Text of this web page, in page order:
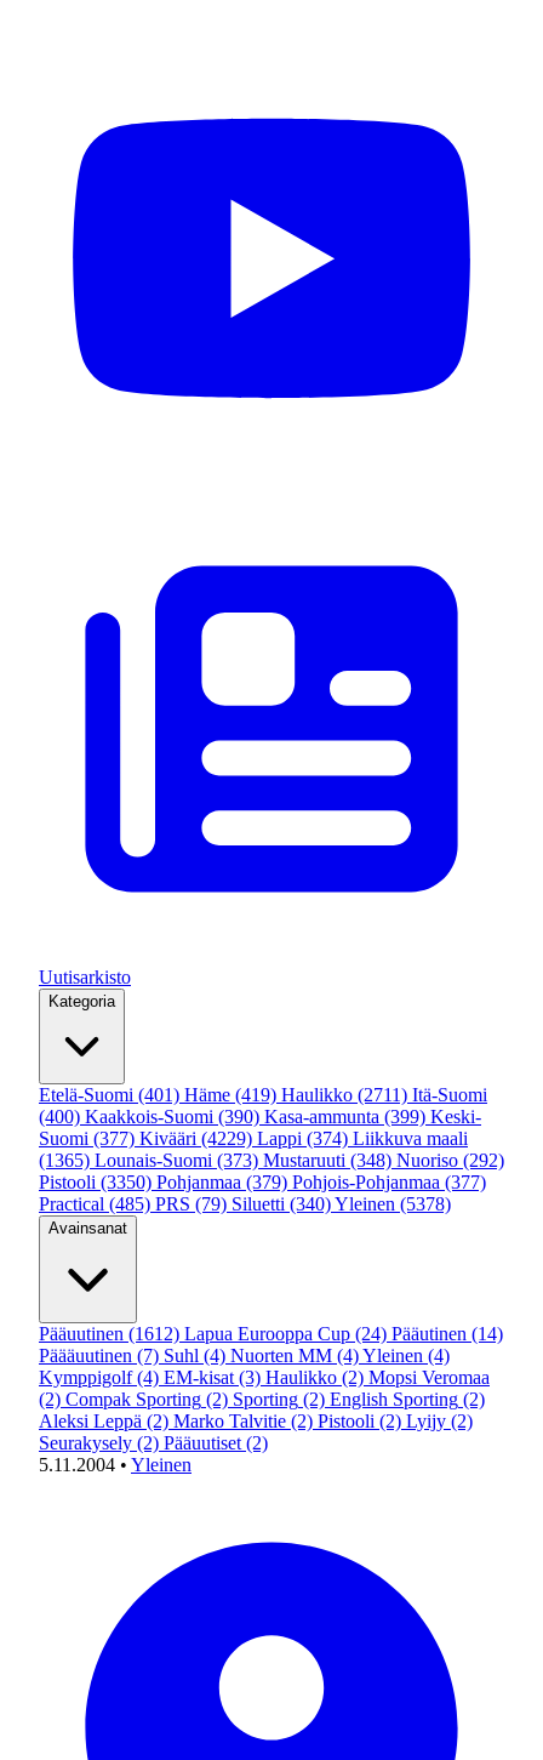
Uutisarkisto
Kategoria
Etelä-Suomi (401) Häme (419) Haulikko (2711) Itä-Suomi
(400) Kaakkois-Suomi (390) Kasa-ammunta (399) Keski-
Suomi (377) Kivääri (4229) Lappi (374) Liikkuva maali
(1365) Lounais-Suomi (373) Mustaruuti (348) Nuoriso (292)
Pistooli (3350) Pohjanmaa (379) Pohjois-Pohjanmaa (377)
Practical (485) PRS (79) Siluetti (340)Yleinen (5378)
Avainsanat
Pääuutinen (1612) Lapua Eurooppa Cup (24) Pääutinen (14)
Päääuutinen (7) Suhl (4) Nuorten MM (4)Yleinen (4)
Kymppigolf (4) EM-kisat (3) Haulikko (2) Mopsi Veromaa
(2) Compak Sporting (2) Sporting (2) English Sporting (2)
Aleksi Leppä (2) Marko Talvitie (2) Pistooli (2) Lyijy (2)
Seurakysely (2) Pääuutiset (2)
5.11.2004 • Yleinen